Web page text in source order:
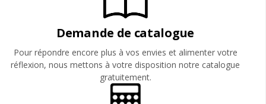
Demande de catalogue
Pour répondre encore plus à vos envies et alimenter votre
réflexion, nous mettons à votre disposition notre catalogue
gratuitement.